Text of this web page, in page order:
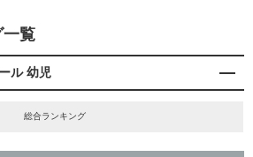
一覧
ル 幼児
総合ランキング